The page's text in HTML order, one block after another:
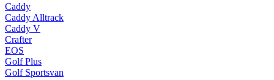
Caddy
Caddy Alltrack
Caddy V
Crafter
EOS
Golf Plus
Golf Sportsvan